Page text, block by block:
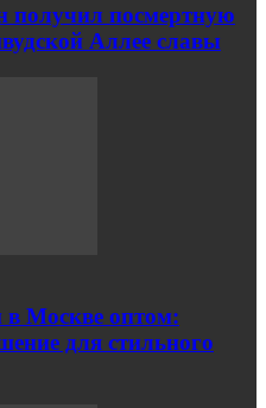
получил посмертную
Аллее славы
в Москве оптом:
для стильного